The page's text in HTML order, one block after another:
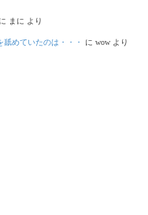
に まに より
めていたのは・・・ に wow より